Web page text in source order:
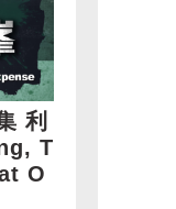
利
T
O